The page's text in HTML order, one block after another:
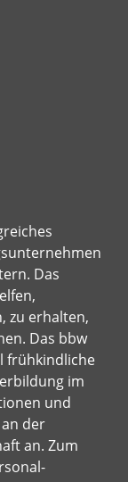
Das
zu erhalten,
Das bbw
frühkindliche
im
und
der
an. Zum